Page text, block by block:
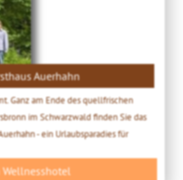
Auerhahn
Ganz am Ende des quellfrischen
im Schwarzwald finden Sie das
- ein Urlaubsparadies für
Wellnesshotel